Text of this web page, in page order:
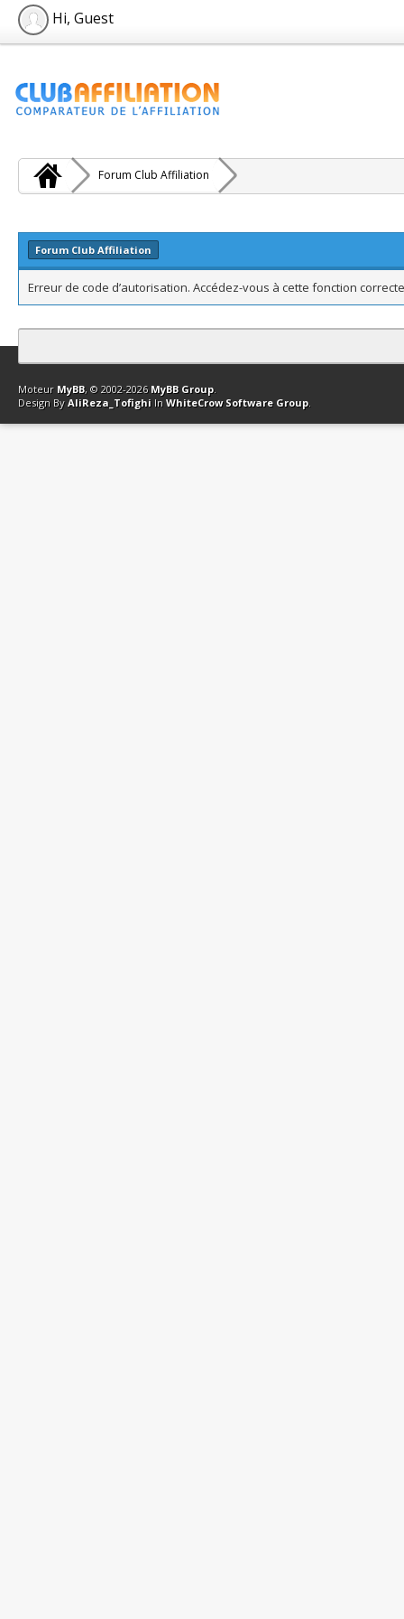
Hi, Guest
Forum Club Affiliation
Forum Club Affiliation
Erreur de code d’autorisation. Accédez-vous à cette fonction
Contact Club Affiliation Retourner en haut Version bas-débit
Moteur MyBB, © 2002-2026 MyBB Group.
Design By AliReza_Tofighi In WhiteCrow Software Group.